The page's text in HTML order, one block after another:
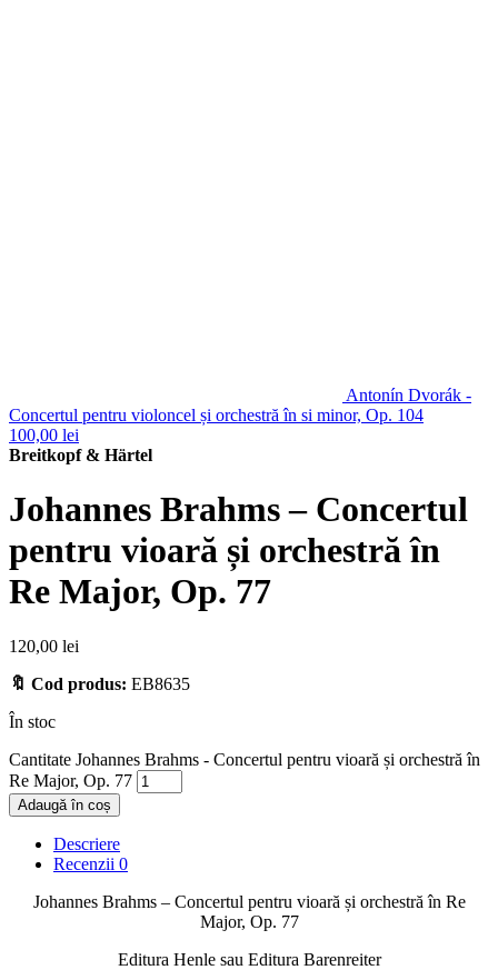
Antonín Dvorák -
Concertul pentru violoncel și orchestră în si minor, Op. 104
100,00 lei
Breitkopf & Härtel
Johannes Brahms – Concertul
pentru vioară și orchestră în
Re Major, Op. 77
120,00 lei
🔖 Cod produs: EB8635
În stoc
Cantitate Johannes Brahms - Concertul pentru vioară și orchestră în
Re Major, Op. 77
Adaugă în coș
Descriere
Recenzii 0
Johannes Brahms – Concertul pentru vioară și orchestră în Re
Major, Op. 77
Editura Henle sau Editura Barenreiter